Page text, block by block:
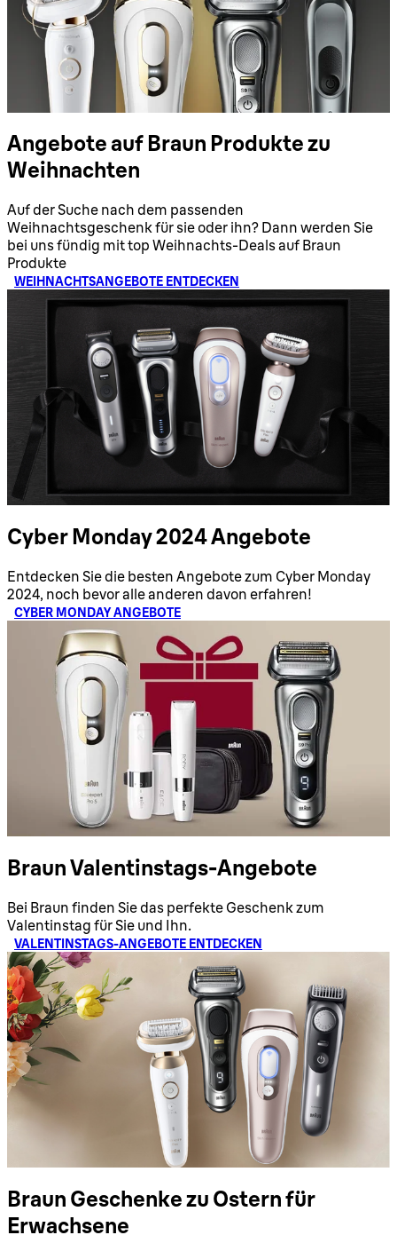
Angebote auf Braun Produkte zu
Weihnachten
Auf der Suche nach dem passenden
Weihnachtsgeschenk für sie oder ihn? Dann werden Sie
bei uns fündig mit top Weihnachts-Deals auf Braun
Produkte
WEIHNACHTSANGEBOTE ENTDECKEN
Cyber Monday 2024 Angebote
Entdecken Sie die besten Angebote zum Cyber Monday
2024, noch bevor alle anderen davon erfahren!
CYBER MONDAY ANGEBOTE
Braun Valentinstags-Angebote
Bei Braun finden Sie das perfekte Geschenk zum
Valentinstag für Sie und Ihn.
VALENTINSTAGS-ANGEBOTE ENTDECKEN
Braun Geschenke zu Ostern für
Erwachsene